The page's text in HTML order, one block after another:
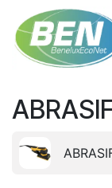
Se rendre au